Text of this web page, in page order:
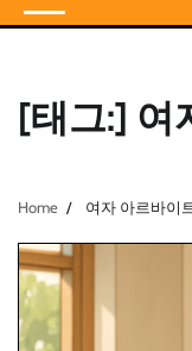
[태그:] 여
Home 여자 아르바이